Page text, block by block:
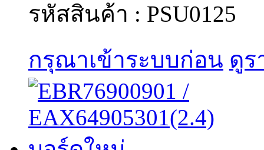
รหัสสินค้า : PSU0125
กรุณาเข้าระบบก่อน ดูร